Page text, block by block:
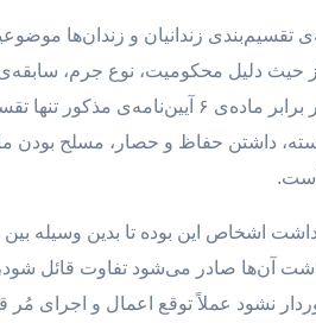
آیین‌نامه‌ی ۱۳۸۴، عملاً مسئله‌ی تقسیم‌بندی
دلیل محکومیت، نوع جرم،
محکومین تعریف می‌شود، نگهداری شوند.
بسته، داشتن حفاظ و حصار، مسلح
است.
اشخاص این بوده تا بدین وسیله بین
آن‌ها صادر می‌شود تفاوت قائل شود،
نشود عملاً توقع اعمال و اجرای